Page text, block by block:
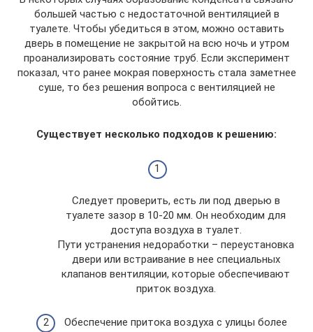
большей частью с недостаточной вентиляцией в
туалете. Чтобы убедиться в этом, можно оставить
дверь в помещение не закрытой на всю ночь и утром
проанализировать состояние труб. Если эксперимент
показал, что ранее мокрая поверхность стала заметнее
суше, то без решения вопроса с вентиляцией не
обойтись.
Существует несколько подходов к решению:
Следует проверить, есть ли под дверью в
туалете зазор в 10-20 мм. Он необходим для
доступа воздуха в туалет.
Пути устранения недоработки – переустановка
двери или встраивание в нее специальных
клапанов вентиляции, которые обеспечивают
приток воздуха.
Обеспечение притока воздуха с улицы более